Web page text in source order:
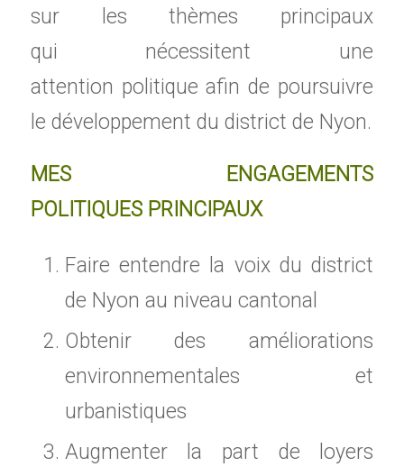
sur les thèmes principaux
qui nécessitent une
attention politique afin de poursuivre
le développement du district de Nyon.
MES ENGAGEMENTS
POLITIQUES PRINCIPAUX
Faire entendre la voix du district
de Nyon au niveau cantonal
Obtenir des améliorations
environnementales et
urbanistiques
Augmenter la part de loyers